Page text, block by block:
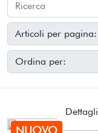
Articoli per pagina:
Ordina per:
Dettagli
NUOVO